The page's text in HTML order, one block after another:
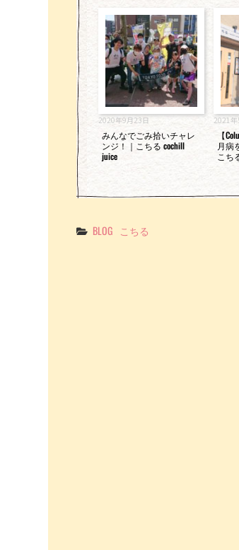
2020年9月23日
みんなでごみ拾いチャレ
ンジ！｜こちる cochill
juice
2021
【
月病
こち
Categories
BLOG こちる